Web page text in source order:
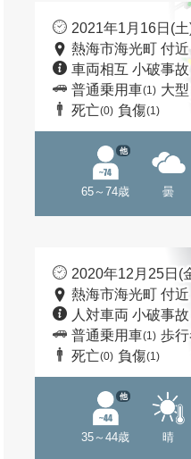
2021年1月16日(
熱海市海光町 付近
車両相互 小破事故
普通乗用車(1) 大
死亡(0) 負傷(1)
65～74歳
他
曇
2020年12月25日(
熱海市海光町 付近
人対車両 小破事故
普通乗用車(1) 歩
死亡(0) 負傷(1)
35～44歳
他
晴